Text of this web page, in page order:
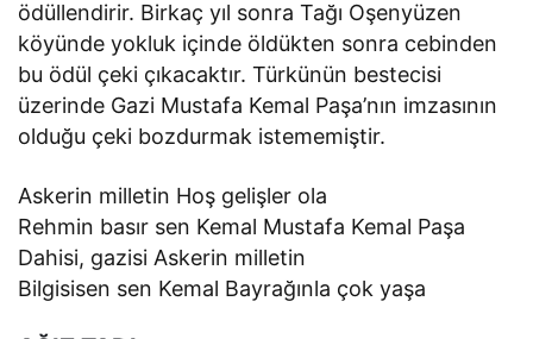
ödüllendirir. Birkaç yıl sonra Tağı Oşenyüzen
köyünde yokluk içinde öldükten sonra cebinden
bu ödül çeki çıkacaktır. Türkünün bestecisi
üzerinde Gazi Mustafa Kemal Paşa’nın imzasının
olduğu çeki bozdurmak istememiştir.
Askerin milletin Hoş gelişler ola
Rehmin basır sen Kemal Mustafa Kemal Paşa
Dahisi, gazisi Askerin milletin
Bilgisisen sen Kemal Bayrağınla çok yaşa